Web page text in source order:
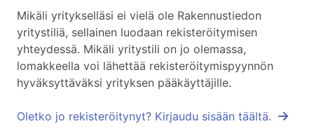
Mikäli yritykselläsi ei vielä ole Rakennustiedon
yritystiliä, sellainen luodaan rekisteröitymisen
yhteydessä. Mikäli yritystili on jo olemassa,
lomakkeella voi lähettää rekisteröitymispyynnön
hyväksyttäväksi yrityksen pääkäyttäjille.
Oletko jo rekisteröitynyt? Kirjaudu sisään täältä.